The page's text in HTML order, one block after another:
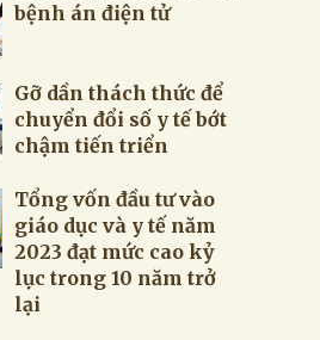
bệnh án điện tử
Gỡ dần thách thức để
chuyển đổi số y tế bớt
chậm tiến triển
Tổng vốn đầu tư vào
giáo dục và y tế năm
2023 đạt mức cao kỷ
lục trong 10 năm trở
lại